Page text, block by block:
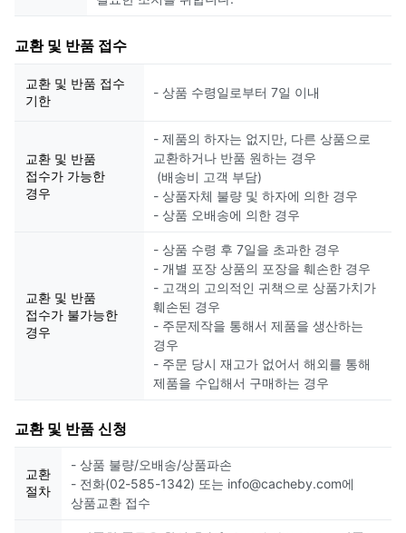
교환 및 반품 접수
교환 및 반품 접수
기한
- 상품 수령일로부터 7일 이내
교환 및 반품
접수가 가능한
경우
- 제품의 하자는 없지만, 다른 상품으로
교환하거나 반품 원하는 경우
(배송비 고객 부담)
- 상품자체 불량 및 하자에 의한 경우
- 상품 오배송에 의한 경우
교환 및 반품
접수가 불가능한
경우
- 상품 수령 후 7일을 초과한 경우
- 개별 포장 상품의 포장을 훼손한 경우
- 고객의 고의적인 귀책으로 상품가치가
훼손된 경우
- 주문제작을 통해서 제품을 생산하는
경우
- 주문 당시 재고가 없어서 해외를 통해
제품을 수입해서 구매하는 경우
교환 및 반품 신청
교환
절차
- 상품 불량/오배송/상품파손
- 전화(02-585-1342) 또는 info@cacheby.com에
상품교환 접수